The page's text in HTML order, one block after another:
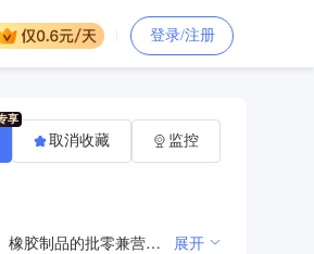
登录/注册
金属结构、钢材、铸件、金属材料的加工及批零兼营；电气设备、液压设备的设计、制造、加工及维修；五金机电产品、建筑材料、橡胶制品的批零兼营。（依法须经审批的项目，经相关部门审批后方可开展经营活动） 展开
取消收藏 监控